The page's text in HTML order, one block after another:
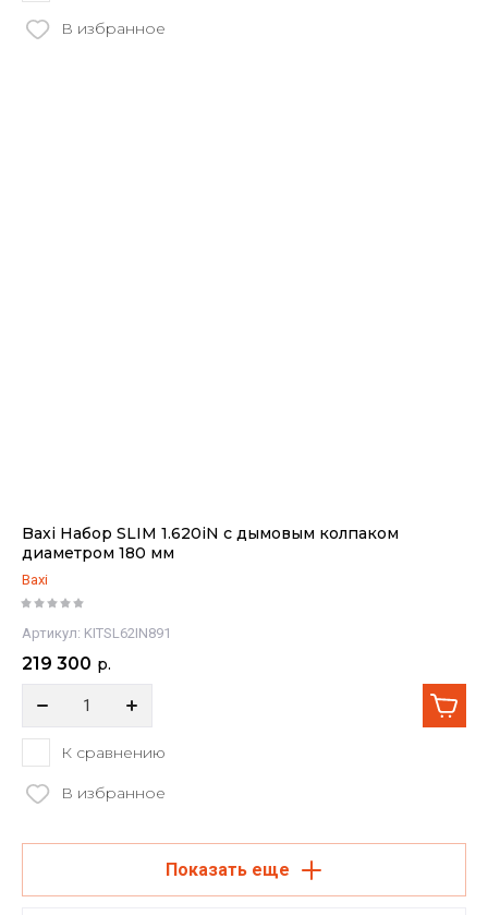
В избранное
Baxi Набор SLIM 1.620iN с дымовым колпаком
диаметром 180 мм
Baxi
Артикул: KITSL62IN891
219 300 р.
К сравнению
В избранное
Показать еще